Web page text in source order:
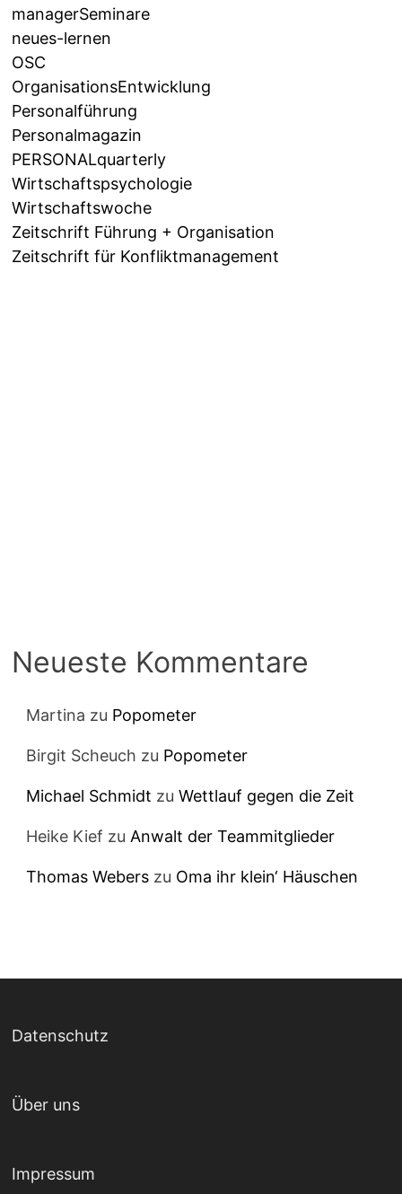
managerSeminare
neues-lernen
OSC
OrganisationsEntwicklung
Personalführung
Personalmagazin
PERSONALquarterly
Wirtschaftspsychologie
Wirtschaftswoche
Zeitschrift Führung + Organisation
Zeitschrift für Konfliktmanagement
Neueste Kommentare
Martina zu Popometer
Birgit Scheuch zu Popometer
Michael Schmidt zuWettlauf gegen die Zeit
Heike Kief zuAnwalt der Teammitglieder
Thomas Webers zu Oma ihr klein‘ Häuschen
Datenschutz
Über uns
Impressum